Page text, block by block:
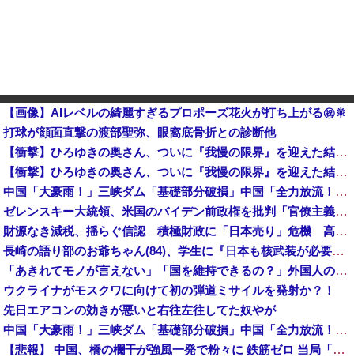
【画像】AIレベルの綺麗すぎるプロポーズ花火が打ち上がる㊗🎇
打球が顔面直撃の渡部聖弥、眼窩底骨折との診断他
【衝撃】ひろゆきの奥さん、ついに『我慢の限界』を迎えた結果・・・・・
【衝撃】ひろゆきの奥さん、ついに『我慢の限界』を迎えた結果・・・・・
中国「大豪雨！」三峡ダム「基礎部分破損」中国「全力放流！」台風13号「中国上陸予測」台風15号「中国接近（画像」中国「台風同時上陸！（穀物生産が壊滅危機」→
ゼレンスキー大統領、米国のバイデン前政権を批判「官僚主義だった」
財源なき減税、揺らぐ信認 積極財政に「日本売り」危機 高市政権「悲願」に固執
長崎の語り部のお爺ちゃん(84)、学生に『日本も核武装が必要』と言われびっくり
「あきれてモノが言えない」「国を維持できるの？」外国人の永住許可要件の厳格化で在日中国人の本音は？
ウクライナがモスクワに向けて初の弾道ミサイルを発射か？！
先日エアコンの効きが悪いと右往左往してた奴やが
中国「大豪雨！」三峡ダム「基礎部分破損」中国「全力放流！」台風13号「中国上陸予測」台風15号「中国接近（画像」中国「台風同時上陸！（穀物生産が壊滅危機」→
【悲報】 中国、橋の欄干が強風一発で粉々に 鉄筋ゼロ 当局「接着剤でくっつけただけ」「正常で、品質問題はない」